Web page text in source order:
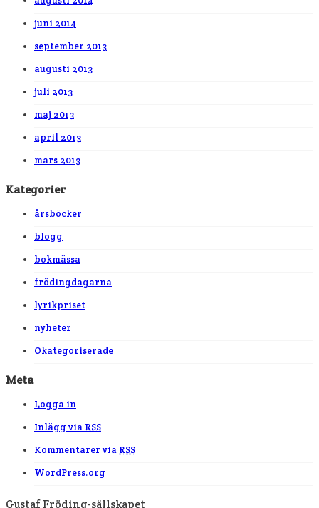
juni 2014
september 2013
augusti 2013
juli 2013
maj 2013
april 2013
mars 2013
Kategorier
årsböcker
blogg
bokmässa
frödingdagarna
lyrikpriset
nyheter
Okategoriserade
Meta
Logga in
Inlägg via RSS
Kommentarer via RSS
WordPress.org
Gustaf Fröding-sällskapet